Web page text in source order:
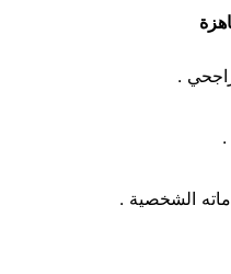
.
.
الشخصية .